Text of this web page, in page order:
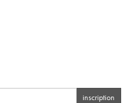
inscription